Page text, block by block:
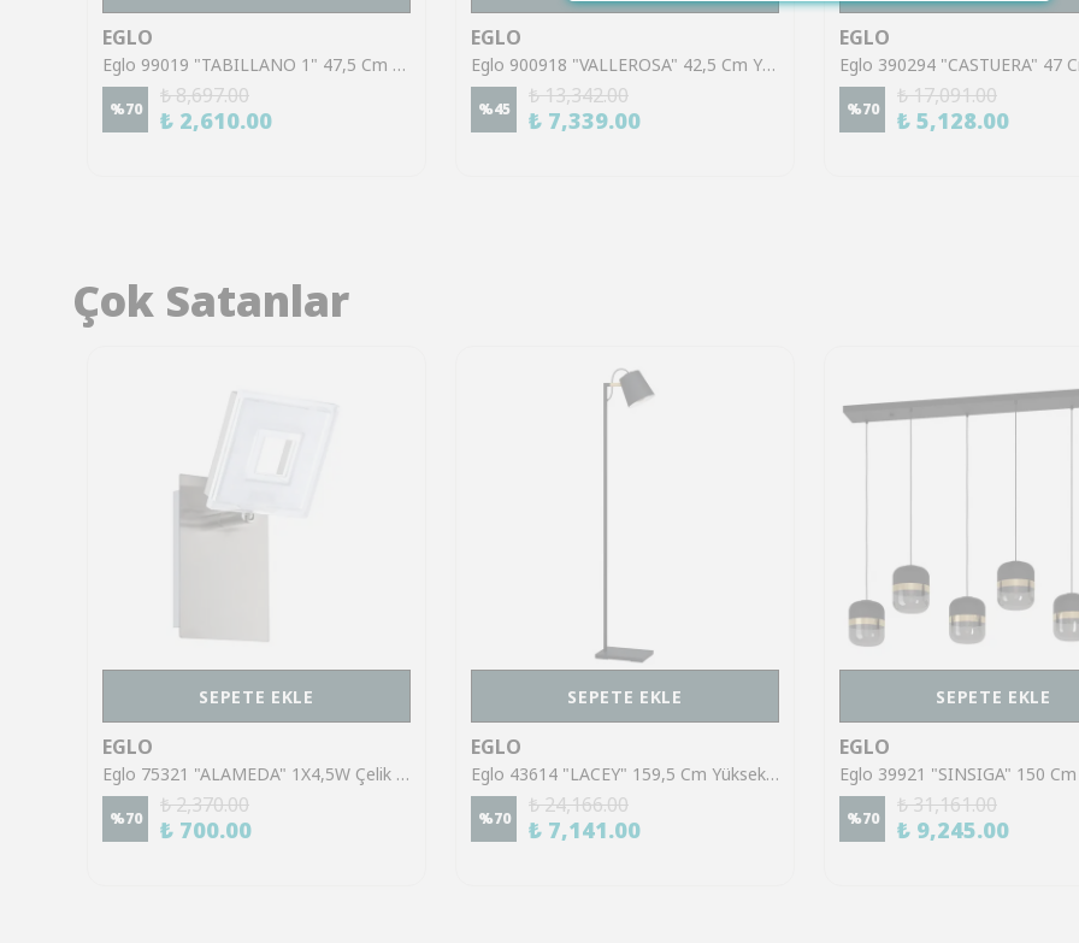
EGLO
Eglo 99019 "TABILLANO 1" 47,5 Cm Yüksekliğinde Çelik Masa Lambası
%70
₺ 8,697.00
₺ 2,610.00
EGLO
Eglo 900918 "VALLEROSA" 42,5 Cm Yüksekliğinde Alüminyum, Çelik Masa Lambası
%45
₺ 13,342.00
₺ 7,339.00
EGLO
%70
₺ 17,091.00
₺ 5,128.00
Çok Satanlar
SEPETE EKLE
EGLO
Eglo 75321 "ALAMEDA" 1X4,5W Çelik Nikel Mat Sıva Üstü Spot
%70
₺ 2,370.00
₺ 700.00
SEPETE EKLE
EGLO
Eglo 43614 "LACEY" 159,5 Cm Yüksekliğinde Çelik, Ahşap Köşe Lambası Lambader
%70
₺ 24,166.00
₺ 7,141.00
SEPETE EKLE
EGLO
%70
₺ 31,161.00
₺ 9,245.00